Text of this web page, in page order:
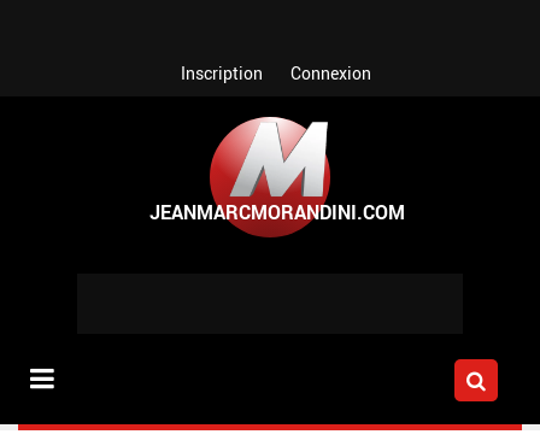
Inscription Connexion